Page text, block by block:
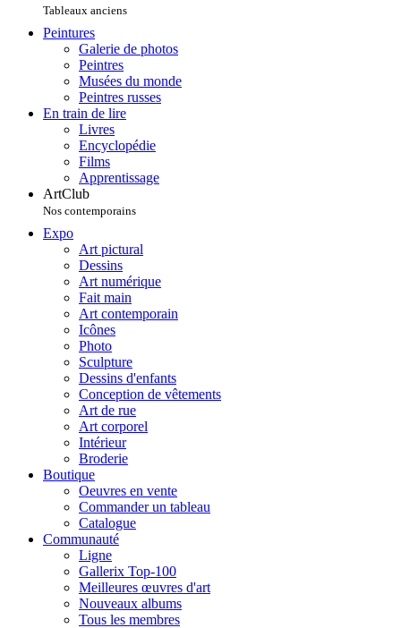
Tableaux anciens
Peintures
Galerie de photos
Peintres
Musées du monde
Peintres russes
En train de lire
Livres
Encyclopédie
Films
Apprentissage
ArtClub
Nos contemporains
Expo
Art pictural
Dessins
Art numérique
Fait main
Art contemporain
Icônes
Photo
Sculpture
Dessins d'enfants
Conception de vêtements
Art de rue
Art corporel
Intérieur
Broderie
Boutique
Oeuvres en vente
Commander un tableau
Catalogue
Communauté
Ligne
Gallerix Top-100
Meilleures œuvres d'art
Nouveaux albums
Tous les membres